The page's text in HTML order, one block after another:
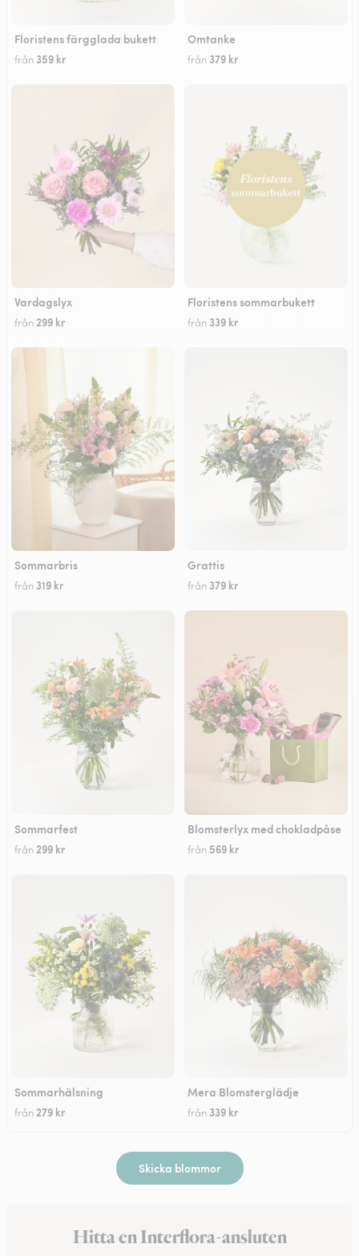
Floristens färgglada bukett
från 359 kr
Omtanke
från 379 kr
Vardagslyx
från 299 kr
Floristens sommarbukett
från 339 kr
Sommarbris
från 319 kr
Grattis
från 379 kr
Sommarfest
från 299 kr
Blomsterlyx med chokladpåse
från 569 kr
Sommarhälsning
från279 kr
Mera Blomsterglädje
från 339 kr
Skicka blommor
Hitta en Interflora-ansluten